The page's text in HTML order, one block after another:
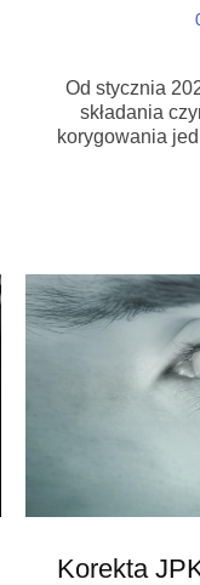
Od stycznia
składania
korygowania
Korekta